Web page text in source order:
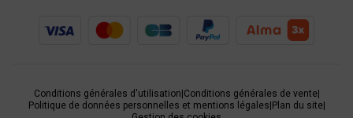
Conditions générales d'utilisation Conditions générales de vente|
Politique de données personnelles et mentions légales Plan du site|